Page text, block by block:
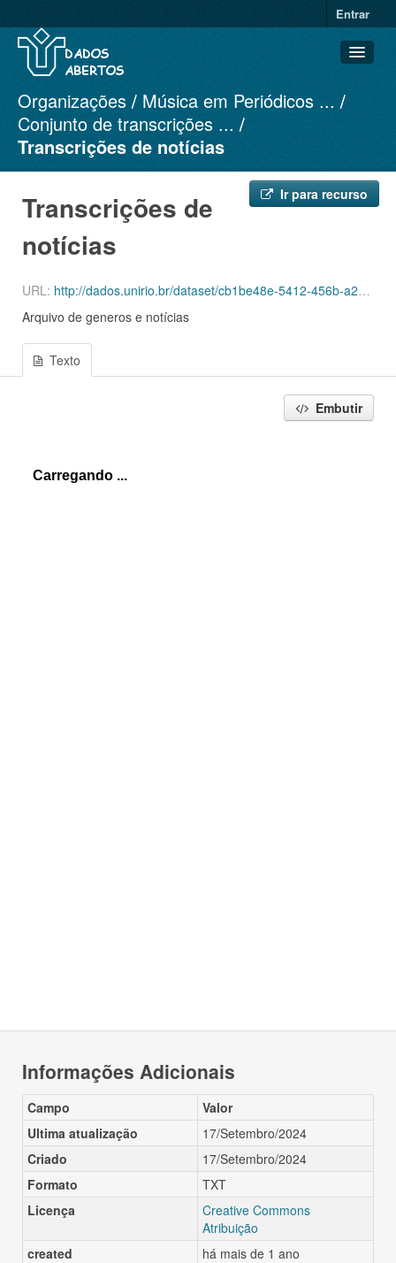
Entrar
Conjuntos de dados
Organizações
Organizações
Música em Periódicos ...
Conjunto de transcrições ...
Transcrições de notícias
Ir para recurso
Transcrições de
notícias
URL: http://dados.unirio.br/dataset/cb1be48e-5412-456b-a214-ce6c6f0eee70/resource/d5faca89-843f-46c0-96cb-bdc2d8948c23/download/dataset1.txt
Arquivo de generos e notícias
Texto
Embutir
Informações Adicionais
Campo
Valor
Ultima atualização
17/Setembro/2024
Criado
17/Setembro/2024
Formato
TXT
Licença
Creative Commons
Atribuição
created
há mais de 1 ano